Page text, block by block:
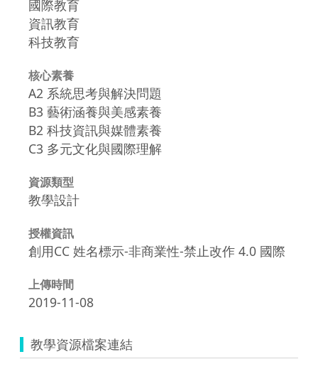
國際教育
資訊教育
科技教育
核心素養
A2 系統思考與解決問題
B3 藝術涵養與美感素養
B2 科技資訊與媒體素養
C3 多元文化與國際理解
資源類型
教學設計
授權資訊
創用CC 姓名標示-非商業性-禁止改作 4.0 國際
上傳時間
2019-11-08
教學資源檔案連結